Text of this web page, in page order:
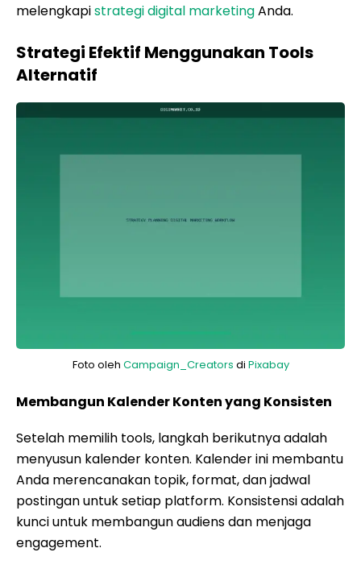
melengkapistrategi digital marketingAnda.
Strategi Efektif Menggunakan Tools
Alternatif
Foto oleh Campaign_Creators di Pixabay
Membangun Kalender Konten yang Konsisten
Setelah memilih tools, langkah berikutnya adalah
menyusun kalender konten. Kalender ini membantu
Anda merencanakan topik, format, dan jadwal
postingan untuk setiap platform. Konsistensi adalah
kunci untuk membangun audiens dan menjaga
engagement.